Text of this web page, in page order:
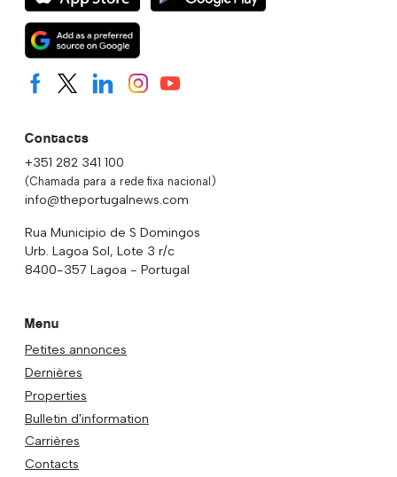
Contacts
+351 282 341 100
(Chamada para a rede fixa nacional)
info@theportugalnews.com
Rua Municipio de S Domingos
Urb. Lagoa Sol, Lote 3 r/c
8400-357 Lagoa - Portugal
Menu
Petites annonces
Dernières
Properties
Bulletin d'information
Carrières
Contacts